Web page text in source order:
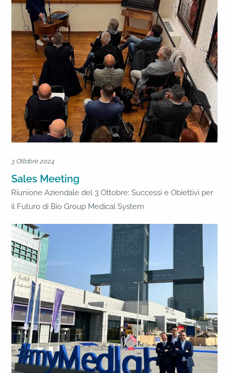
3 Ottobre 2024
Sales Meeting
Riunione Aziendale del 3 Ottobre: Successi e Obiettivi per
il Futuro di Bio Group Medical System